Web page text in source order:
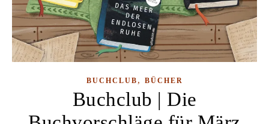
BUCHCLUB , BÜCHER
Buchclub | Die